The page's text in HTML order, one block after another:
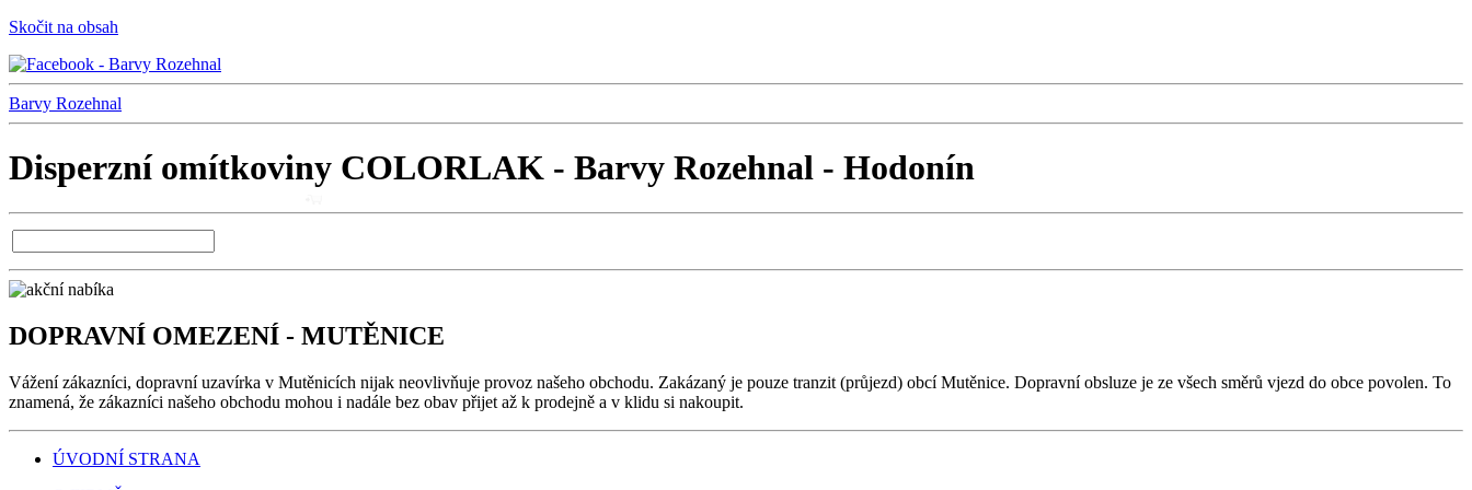
Skočit na obsah
Barvy Rozehnal
Disperzní omítkoviny COLORLAK - Barvy Rozehnal - Hodonín
DOPRAVNÍ OMEZENÍ - MUTĚNICE
Vážení zákazníci, dopravní uzavírka v Mutěnicích nijak neovlivňuje provoz našeho obchodu. Zakázaný je pouze tranzit (průjezd) obcí Mutěnice. Dopravní obsluze je ze všech směrů vjezd do obce povolen. To
znamená, že zákazníci našeho obchodu mohou i nadále bez obav přijet až k prodejně a v klidu si nakoupit.
ÚVODNÍ STRANA